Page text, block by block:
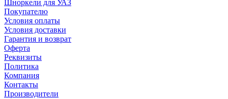
Шноркели для УАЗ
Покупателю
Условия оплаты
Условия доставки
Гарантия и возврат
Оферта
Реквизиты
Политика
Компания
Контакты
Производители